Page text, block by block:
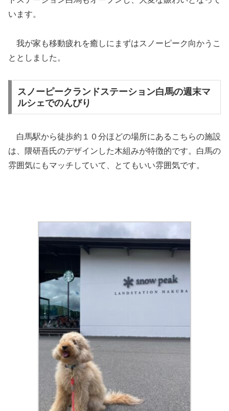
います。
我が家も移動疲れを癒しにまずはスノーピーク向かうこ
ととしました。
スノーピークランドステーション白馬の週末マ
ルシェでのんびり
白馬駅から徒歩約１０分ほどの場所にあるこちらの施設
は、隈研吾氏のデザインした木組みが特徴的です。白馬の
雰囲気にもマッチしていて、とてもいい雰囲気です。